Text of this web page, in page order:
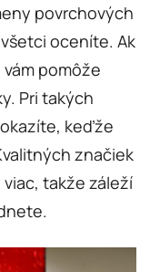
povrchových
oceníte. Ak
pomôže
Pri takých
keďže
značiek
takže záleží